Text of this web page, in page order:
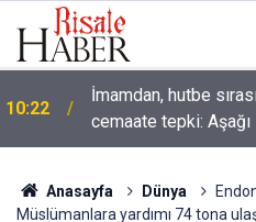
09:58
Güneş'ten 30 kat
izlendi
Anasayfa Dünya
Müslümanlara yardımı 74 tona